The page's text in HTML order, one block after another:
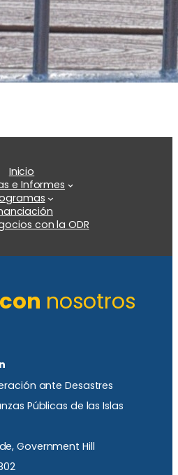
Inicio
e Informes
con la ODR
nosotros
ante Desastres
Públicas de las Islas
Government Hill